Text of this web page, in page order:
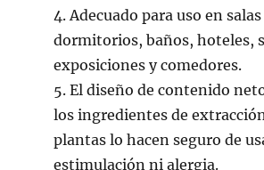
4. Adecuado para uso en
dormitorios, baños, hoteles,
exposiciones y comedores.
5. El diseño de contenido
los ingredientes de
plantas lo hacen seguro de
estimulación ni alergia.